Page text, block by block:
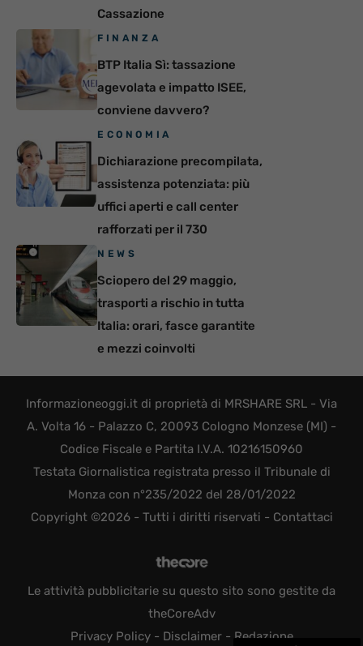
Cassazione
FINANZA
BTP Italia Sì: tassazione
agevolata e impatto ISEE,
conviene davvero?
ECONOMIA
Dichiarazione precompilata,
assistenza potenziata: più
uffici aperti e call center
rafforzati per il 730
NEWS
Sciopero del 29 maggio,
trasporti a rischio in tutta
Italia: orari, fasce garantite
e mezzi coinvolti
Informazioneoggi.it di proprietà di MRSHARE SRL - Via
A. Volta 16 - Palazzo C, 20093 Cologno Monzese (MI) -
Codice Fiscale e Partita I.V.A. 10216150960
Testata Giornalistica registrata presso il Tribunale di
Monza con n°235/2022 del 28/01/2022
Copyright ©2026 - Tutti i diritti riservati - Contattaci
Le attività pubblicitarie su questo sito sono gestite da
theCoreAdv
Privacy Policy- Disclaimer- Redazione